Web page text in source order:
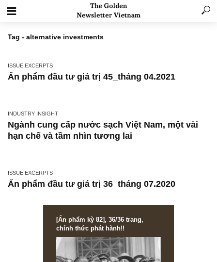
Tag - alternative investments
ISSUE EXCERPTS
Ấn phẩm đầu tư giá trị 45_tháng 04.2021
INDUSTRY INSIGHT
Ngành cung cấp nước sạch Việt Nam, một
Ấn phẩm đầu tư giá trị 36_tháng 07.2020
[Ấn phẩm kỳ 82], 36/36 trang,
chính thức phát hành!!